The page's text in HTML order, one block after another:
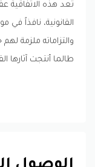
تعد هذه الاتفاقية
القانونية، نافذاً في
والتزاماته ملزمة
طالما أنتجت آثارها